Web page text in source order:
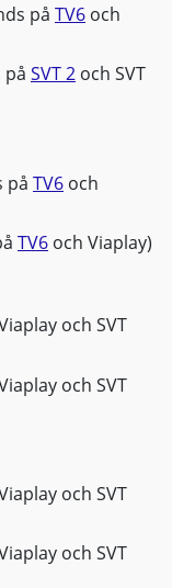
på TV6 och
på SVT 2 och SVT
på TV6 och
TV6 och Viaplay)
och SVT
och SVT
och SVT
och SVT